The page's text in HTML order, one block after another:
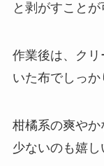
と剥がすことが
作業後は、ク
いた布でしっか
柑橘系の爽や
少ないのも嬉し